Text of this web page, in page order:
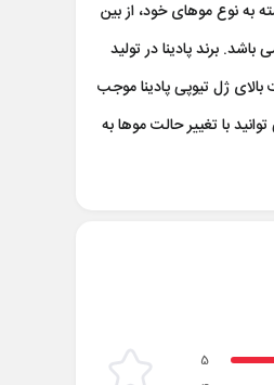
به نوع موهای خود، از بین
برند پادینا در تولید
ژل تیوپی پادینا موجب
با تغییر حالت موها به
5